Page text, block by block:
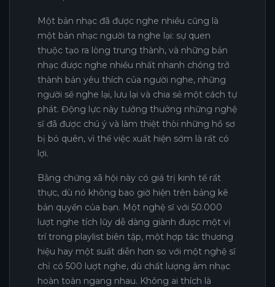
Một bản nhạc đã được nghe nhiều cũng là
một bản nhạc người ta nghe lại: sự quen
thuộc tạo ra lòng trung thành, và những bản
nhạc được nghe nhiều nhất nhanh chóng trở
thành bản yêu thích của người nghe, những
người sẽ nghe lại, lưu lại và chia sẻ một cách tự
phát. Động lực này tưởng thưởng những nghệ
sĩ đã được chú ý và làm thiệt thòi những hồ sơ
bị bỏ quên, vì thế việc xuất hiện sớm là rất có
lợi.
Bằng chứng xã hội này có giá trị kinh tế rất
thực, dù nó không bao giờ hiện trên bảng kê
bản quyền của bạn. Một nghệ sĩ với 50.000
lượt nghe tích lũy dễ dàng giành được một vị
trí trong playlist biên tập, một hợp tác thương
hiệu hay một suất diễn hơn so với một nghệ sĩ
chỉ có 500 lượt nghe, dù chất lượng âm nhạc
hoàn toàn ngang nhau. Không ai thích là